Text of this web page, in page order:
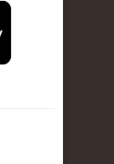
store.png